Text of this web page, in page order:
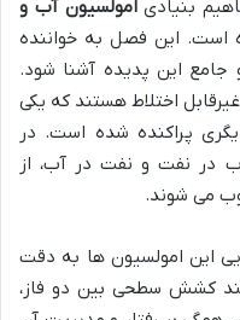
بنیادیامولسیون آب و
است. این فصل به خواننده
این پدیده آشنا شود.
اختلاط هستند که یکی
پراکنده شده است. در
در نفت و نفت در آب، از
می شوند.
این امولسیون ها به دقت
کشش سطحی بین دو فاز،